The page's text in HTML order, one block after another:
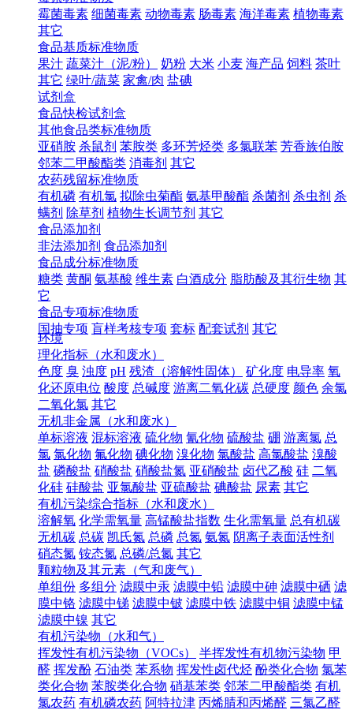
霉菌毒素 细菌毒素 动物毒素 肠毒素 海洋毒素 植物毒素
其它
食品基质标准物质
果汁 蔬菜汁（泥/粉） 奶粉 大米 小麦 海产品 饲料 茶叶
其它 绿叶/蔬菜 家禽/肉 盐碘
试剂盒
食品快检试剂盒
其他食品类标准物质
亚硝胺 杀鼠剂 苯胺类 多环芳烃类 多氯联苯 芳香族伯胺
邻苯二甲酸酯类 消毒剂 其它
农药残留标准物质
有机磷 有机氯 拟除虫菊酯 氨基甲酸酯 杀菌剂 杀虫剂 杀
螨剂 除草剂 植物生长调节剂 其它
食品添加剂
非法添加剂 食品添加剂
食品成分标准物质
糖类 黄酮 氨基酸 维生素 白酒成分 脂肪酸及其衍生物 其
它
食品专项标准物质
国抽专项 盲样考核专项 套标 配套试剂 其它
环境
理化指标（水和废水）
色度 臭 浊度 pH 残渣（溶解性固体） 矿化度 电导率 氧
化还原电位 酸度 总碱度 游离二氧化碳 总硬度 颜色 余氯
二氧化氯 其它
无机非金属（水和废水）
单标溶液 混标溶液 硫化物 氰化物 硫酸盐 硼 游离氯 总
氯 氯化物 氟化物 碘化物 溴化物 氯酸盐 高氯酸盐 溴酸
盐 磷酸盐 硝酸盐 硝酸盐氮 亚硝酸盐 卤代乙酸 硅 二氧
化硅 硅酸盐 亚氯酸盐 亚硫酸盐 碘酸盐 尿素 其它
有机污染综合指标（水和废水）
溶解氧 化学需氧量 高锰酸盐指数 生化需氧量 总有机碳
无机碳 总碳 凯氏氮 总磷 总氮 氨氮 阴离子表面活性剂
硝态氮 铵态氮 总磷/总氮 其它
颗粒物及其元素（气和废气）
单组份 多组分 滤膜中汞 滤膜中铅 滤膜中砷 滤膜中硒 滤
膜中铬 滤膜中锑 滤膜中铍 滤膜中铁 滤膜中铜 滤膜中锰
滤膜中镍 其它
有机污染物（水和气）
挥发性有机污染物（VOCs）
半挥发性有机物污染物 甲
醛 挥发酚 石油类 苯系物 挥发性卤代烃 酚类化合物 氯苯
类化合物 苯胺类化合物 硝基苯类 邻苯二甲酸酯类 有机
氯农药 有机磷农药 阿特拉津 丙烯腈和丙烯醛 三氯乙醛